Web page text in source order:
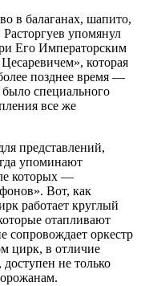
в балаганах, шапито,
упомянул
Его Императорским
которая
позднее время —
специального
все же
представлений,
упоминают
которых —
Вот, как
работает круглый
отапливают
сопровождает оркестр
цирк, в отличие
не только